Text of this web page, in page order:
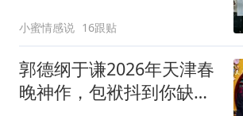
小蜜情感说 16跟贴
郭德纲于谦2026年天津春
晚神作，包袱抖到你缺氧